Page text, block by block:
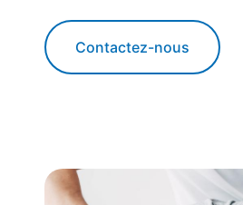
Contactez-nous